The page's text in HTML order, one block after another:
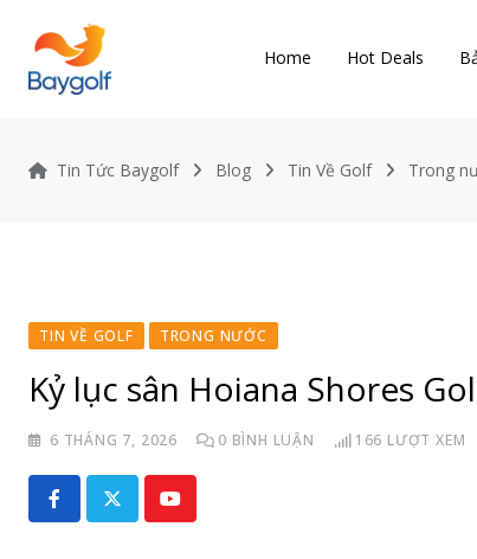
content
Home Hot Deals
Tin Tức Baygolf Blog Tin Về Golf Trong
TIN VỀ GOLF TRONG NƯỚC
Kỷ lục sân Hoiana Shores
6 THÁNG 7, 2026 0 BÌNH LUẬN 166 LƯỢT XEM
Youtube